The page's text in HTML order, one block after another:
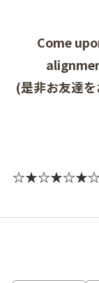
Come
(是非お友達